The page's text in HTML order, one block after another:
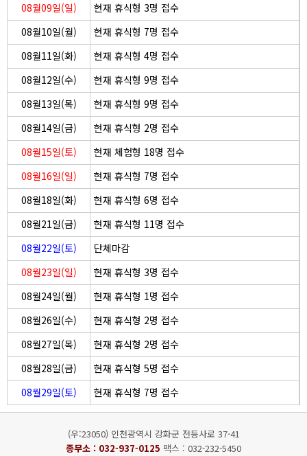
08월09일(일)
현재 휴식형 3명 접수
08월10일(월)
현재 휴식형 7명 접수
08월11일(화)
현재 휴식형 4명 접수
08월12일(수)
현재 휴식형 9명 접수
08월13일(목)
현재 휴식형 9명 접수
08월14일(금)
현재 휴식형 2명 접수
08월15일(토)
현재 체험형 18명 접수
08월16일(일)
현재 휴식형 7명 접수
08월18일(화)
현재 휴식형 6명 접수
08월21일(금)
현재 휴식형 11명 접수
08월22일(토)
단체마감
08월23일(일)
현재 휴식형 3명 접수
08월24일(월)
현재 휴식형 1명 접수
08월26일(수)
현재 휴식형 2명 접수
08월27일(목)
현재 휴식형 2명 접수
08월28일(금)
현재 휴식형 5명 접수
08월29일(토)
현재 휴식형 7명 접수
(우:23050) 인천광역시 강화군 전등사로 37-41
종무소 : 032-937-0125 팩스 : 032-232-5450